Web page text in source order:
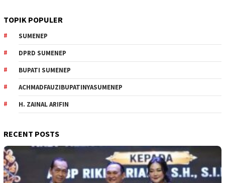
TOPIK POPULER
SUMENEP
DPRD SUMENEP
BUPATI SUMENEP
ACHMADFAUZIBUPATINYASUMENEP
H. ZAINAL ARIFIN
RECENT POSTS